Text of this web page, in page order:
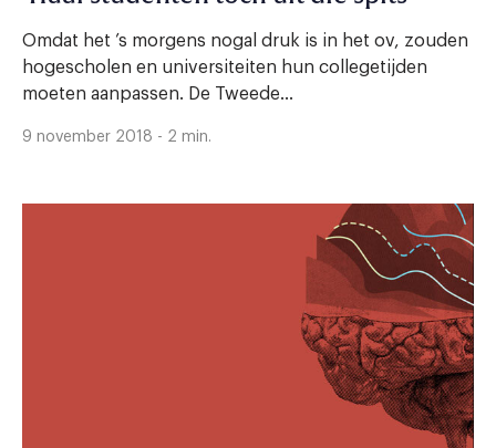
Omdat het ’s morgens nogal druk is in het ov, zouden
hogescholen en universiteiten hun collegetijden
moeten aanpassen. De Tweede...
9 november 2018 - 2 min.